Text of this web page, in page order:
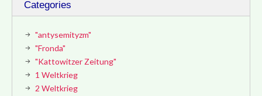
Categories
"antysemityzm"
"Fronda"
"Kattowitzer Zeitung"
1 Weltkrieg
2 Weltkrieg